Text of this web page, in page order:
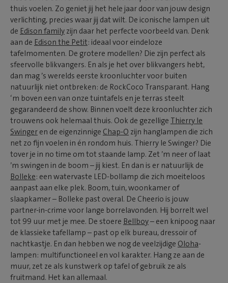
thuis voelen. Zo geniet jij het hele jaar door van jouw design
verlichting, precies waar jij dat wilt. De iconische lampen uit
de Edison family zijn daar het perfecte voorbeeld van. Denk
aan de Edison the Petit: ideaal voor eindeloze
tafelmomenten. De grotere modellen? Die zijn perfect als
sfeervolle blikvangers. En als je het over blikvangers hebt,
dan mag ’s werelds eerste kroonluchter voor buiten
natuurlijk niet ontbreken: de RockCoco Transparant. Hang
‘m boven een van onze tuintafels en je terras steelt
gegarandeerd de show. Binnen voelt deze kroonluchter zich
trouwens ook helemaal thuis. Ook de gezellige Thierry le
Swinger en de eigenzinnige Chap-O zijn hanglampen die zich
net zo fijn voelen in én rondom huis. Thierry le Swinger? Die
tover je in no time om tot staande lamp. Zet ’m neer of laat
’m swingen in de boom – jij kiest. En dan is er natuurlijk de
Bolleke: een watervaste LED-bollamp die zich moeiteloos
aanpast aan elke plek. Boom, tuin, woonkamer of
slaapkamer – Bolleke past overal. De Cheerio is jouw
partner-in-crime voor lange borrelavonden. Hij borrelt wel
tot 99 uur met je mee. De stoere Bellboy– een knipoog naar
de klassieke tafellamp – past op elk bureau, dressoir of
nachtkastje. En dan hebben we nog de veelzijdige Oloha-
lampen: multifunctioneel en vol karakter. Hang ze aan de
muur, zet ze als kunstwerk op tafel of gebruik ze als
fruitmand. Het kan allemaal.